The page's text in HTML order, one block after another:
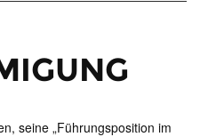
seine „Führungsposition im